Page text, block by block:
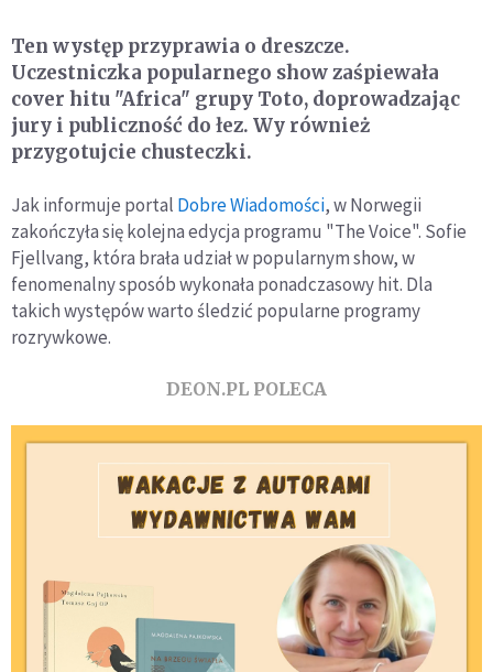
Ten występ przyprawia o dreszcze.
Uczestniczka popularnego show zaśpiewała
cover hitu "Africa" grupy Toto, doprowadzając
jury i publiczność do łez. Wy również
przygotujcie chusteczki.
Jak informuje portal Dobre Wiadomości, w Norwegii
zakończyła się kolejna edycja programu "The Voice". Sofie
Fjellvang, która brała udział w popularnym show, w
fenomenalny sposób wykonała ponadczasowy hit. Dla
takich występów warto śledzić popularne programy
rozrywkowe.
DEON.PL POLECA